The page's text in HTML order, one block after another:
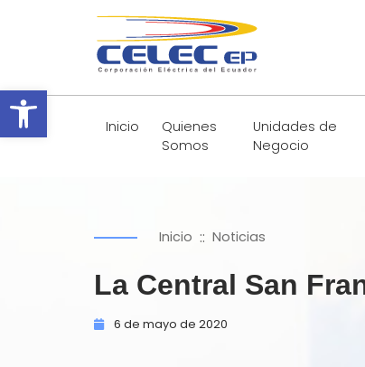
Abrir barra de
Inicio
Quienes
Somos
Unidades de
Negocio
Inicio :: Noticias
La Central San
6 de mayo de 2020